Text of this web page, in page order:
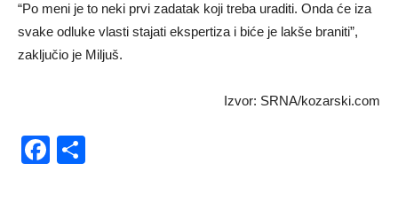
“Po meni je to neki prvi zadatak koji treba uraditi. Onda će iza
svake odluke vlasti stajati ekspertiza i biće je lakše braniti”,
zaključio je Miljuš.
Izvor: SRNA/kozarski.com
Facebook